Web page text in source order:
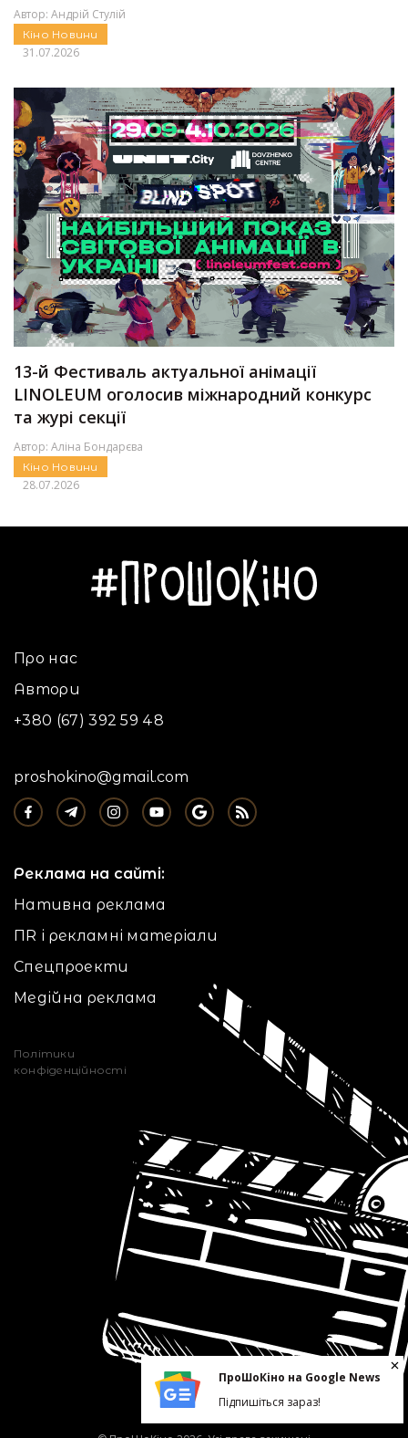
Автор: Андрій Стулій
Кіно Новини
31.07.2026
13-й Фестиваль актуальної анімації
LINOLEUM оголосив міжнародний конкурс
та журі секції
Автор: Аліна Бондарєва
Кіно Новини
28.07.2026
Про нас
Автори
+380 (67) 392 59 48
proshokino@gmail.com
Реклама на сайті:
Нативна реклама
ПR і рекламні матеріали
Спецпроекти
Медійна реклама
Політики
конфіденційності
ПроШоКіно на Google News
Підпишіться зараз!